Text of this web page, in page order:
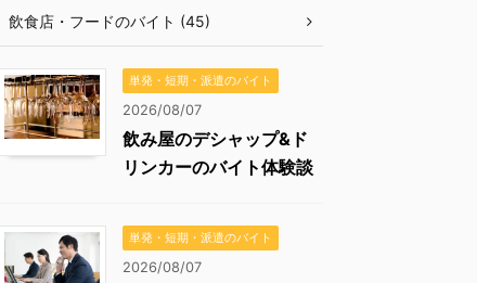
飲食店・フードのバイト (45)
単発・短期・派遣のバイト
2026/08/07
飲み屋のデシャップ&ド
リンカーのバイト体験談
単発・短期・派遣のバイト
2026/08/07